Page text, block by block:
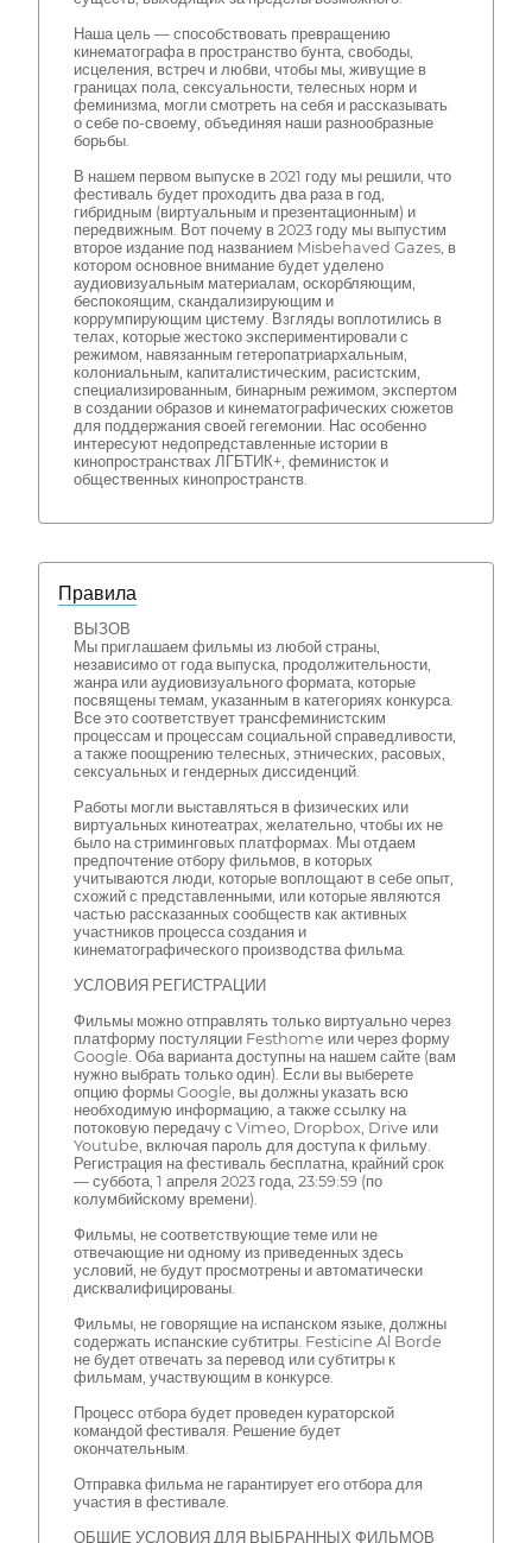
Наша цель — способствовать превращению
кинематографа в пространство бунта, свободы,
исцеления, встреч и любви, чтобы мы, живущие в
границах пола, сексуальности, телесных норм и
феминизма, могли смотреть на себя и рассказывать
о себе по-своему, объединяя наши разнообразные
борьбы.
В нашем первом выпуске в 2021 году мы решили, что
фестиваль будет проходить два раза в год,
гибридным (виртуальным и презентационным) и
передвижным. Вот почему в 2023 году мы выпустим
второе издание под названием Misbehaved Gazes, в
котором основное внимание будет уделено
аудиовизуальным материалам, оскорбляющим,
беспокоящим, скандализирующим и
коррумпирующим цистему. Взгляды воплотились в
телах, которые жестоко экспериментировали с
режимом, навязанным гетеропатриархальным,
колониальным, капиталистическим, расистским,
специализированным, бинарным режимом, экспертом
в создании образов и кинематографических сюжетов
для поддержания своей гегемонии. Нас особенно
интересуют недопредставленные истории в
кинопространствах ЛГБТИК+, феминисток и
общественных кинопространств.
Правила
ВЫЗОВ
Мы приглашаем фильмы из любой страны,
независимо от года выпуска, продолжительности,
жанра или аудиовизуального формата, которые
посвящены темам, указанным в категориях конкурса.
Все это соответствует трансфеминистским
процессам и процессам социальной справедливости,
а также поощрению телесных, этнических, расовых,
сексуальных и гендерных диссиденций.
Работы могли выставляться в физических или
виртуальных кинотеатрах, желательно, чтобы их не
было на стриминговых платформах. Мы отдаем
предпочтение отбору фильмов, в которых
учитываются люди, которые воплощают в себе опыт,
схожий с представленными, или которые являются
частью рассказанных сообществ как активных
участников процесса создания и
кинематографического производства фильма.
УСЛОВИЯ РЕГИСТРАЦИИ
Фильмы можно отправлять только виртуально через
платформу постуляции Festhome или через форму
Google. Оба варианта доступны на нашем сайте (вам
нужно выбрать только один). Если вы выберете
опцию формы Google, вы должны указать всю
необходимую информацию, а также ссылку на
потоковую передачу с Vimeo, Dropbox, Drive или
Youtube, включая пароль для доступа к фильму.
Регистрация на фестиваль бесплатна, крайний срок
— суббота, 1 апреля 2023 года, 23:59:59 (по
колумбийскому времени).
Фильмы, не соответствующие теме или не
отвечающие ни одному из приведенных здесь
условий, не будут просмотрены и автоматически
дисквалифицированы.
Фильмы, не говорящие на испанском языке, должны
содержать испанские субтитры. Festicine Al Borde
не будет отвечать за перевод или субтитры к
фильмам, участвующим в конкурсе.
Процесс отбора будет проведен кураторской
командой фестиваля. Решение будет
окончательным.
Отправка фильма не гарантирует его отбора для
участия в фестивале.
ОБЩИЕ УСЛОВИЯ ДЛЯ ВЫБРАННЫХ ФИЛЬМОВ